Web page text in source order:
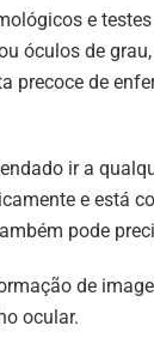
e
óculos de
precoce de
ir a
e está
pode
de
ocular.